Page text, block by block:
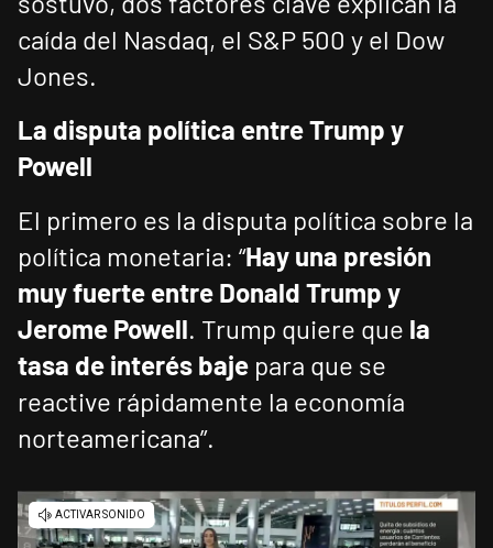
caída del Nasdaq, el S&P 500 y el Dow
Jones.
La disputa política entre Trump y
Powell
El primero es la disputa política sobre la
política monetaria: “Hay una presión
muy fuerte entre Donald Trump y
Jerome Powell. Trump quiere que la
tasa de interés baje para que se
reactive rápidamente la economía
norteamericana”.